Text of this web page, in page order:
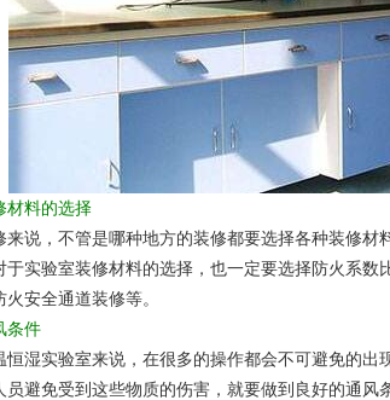
料的选择
，不管是哪种地方的装修都要选择各种装修材
于实验室装修材料的选择，也一定要选择防火系
安全通道装修等。
件
实验室来说，在很多的操作都会不可避免的出
员避免受到这些物质的伤害，就要做到良好的通风